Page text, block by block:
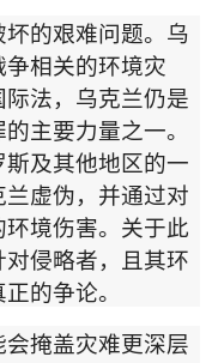
的艰难问题。乌
相关的环境灾
法，乌克兰仍是
主要力量之一。
及其他地区的一
虚伪，并通过对
境伤害。关于此
侵略者，且其环
的争论。
掩盖灾难更深层